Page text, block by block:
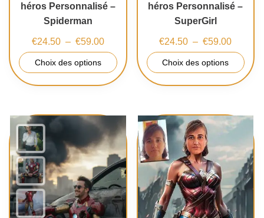
héros Personnalisé –
Spiderman
€24.50 – €59.00
Choix des options
héros Personnalisé –
SuperGirl
€24.50 – €59.00
Choix des options